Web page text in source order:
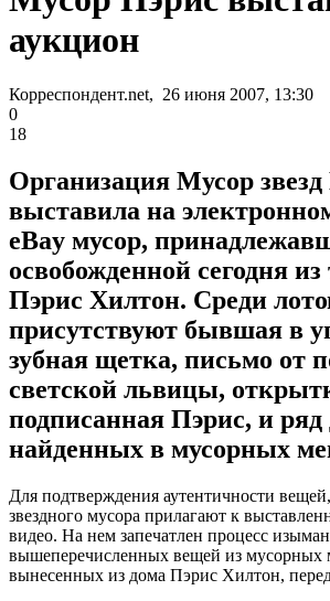
аукцион
Корреспондент.net, 26 июня 2007, 13:30
0
18
Организация Мусор звезд
выставила на
eBay мусор,
освобожденной сегодня
Пэрис Хилтон. Среди
присутствуют бывшая в
зубная щетка, письмо от
светской львицы,
подписанная Пэрис, и ряд
найденных в мусорных
Для подтверждения аутентичности
звездного мусора прилагают к
видео. На нем запечатлен процесс
вышеперечисленных вещей из мусорных
вынесенных из дома Пэрис Хилтон,